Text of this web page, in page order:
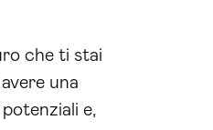
che ti stai
una
e,